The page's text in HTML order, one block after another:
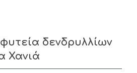
δενδρυλλίων
Χανιά